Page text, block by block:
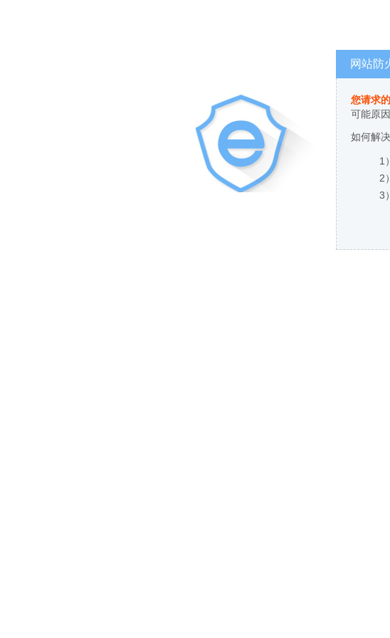
网站防
您请求
可能原
如何解决
1
2
3